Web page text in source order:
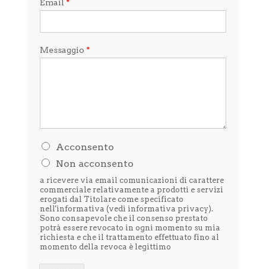
Email *
Messaggio *
H
o
l
e
t
t
o
l
i
n
f
Acconsento
Non acconsento
a ricevere via email comunicazioni di carattere
commerciale relativamente a prodotti e servizi
erogati dal Titolare come specificato
nell'informativa (vedi informativa privacy).
Sono consapevole che il consenso prestato
potrà essere revocato in ogni momento su mia
richiesta e che il trattamento effettuato fino al
momento della revoca è legittimo